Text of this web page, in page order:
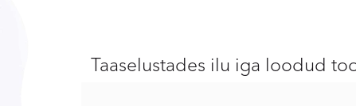
Taaselustades ilu iga loodud